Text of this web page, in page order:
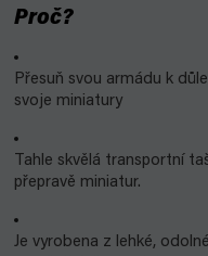
Proč?
Přesuň svou armádu k
svoje miniatury
Tahle skvělá transportní
přepravě miniatur.
Je vyrobena z lehké,